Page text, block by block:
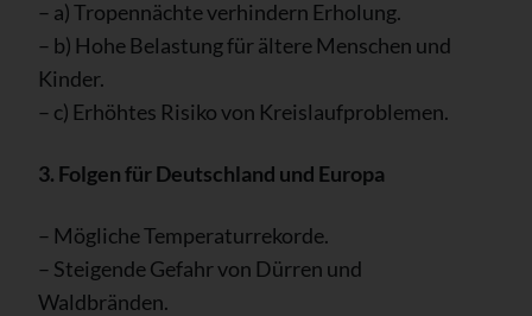
– a) Tropennächte verhindern Erholung.
– b) Hohe Belastung für ältere Menschen und
Kinder.
– c) Erhöhtes Risiko von Kreislaufproblemen.
3. Folgen für Deutschland und Europa
– Mögliche Temperaturrekorde.
– Steigende Gefahr von Dürren und
Waldbränden.